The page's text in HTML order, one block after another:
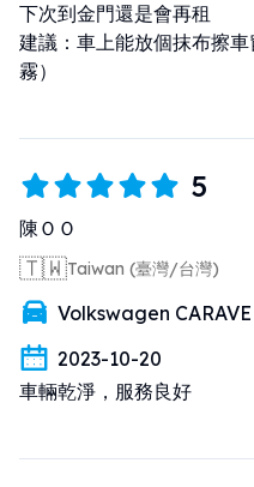
下次到金門還是會再租
建議：車上能放個抹布擦
霧）
5
陳ＯＯ
🇹🇼Taiwan (臺灣/台灣)
Volkswagen
2023-10-20
車輛乾淨，服務良好